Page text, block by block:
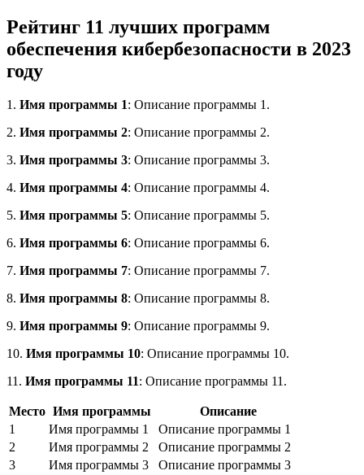
Рейтинг 11 лучших программ
обеспечения кибербезопасности в 2023
году
1. Имя программы 1: Описание программы 1.
2. Имя программы 2: Описание программы 2.
3. Имя программы 3: Описание программы 3.
4. Имя программы 4: Описание программы 4.
5. Имя программы 5: Описание программы 5.
6. Имя программы 6: Описание программы 6.
7. Имя программы 7: Описание программы 7.
8. Имя программы 8: Описание программы 8.
9. Имя программы 9: Описание программы 9.
10. Имя программы 10: Описание программы 10.
11. Имя программы 11: Описание программы 11.
Место Имя программы
Описание
1
Имя программы 1
Описание программы 1
2
Имя программы 2
Описание программы 2
3
Имя программы 3
Описание программы 3